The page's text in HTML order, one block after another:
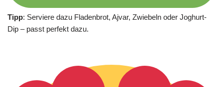
Tipp: Serviere dazu Fladenbrot, Ajvar, Zwiebeln oder Joghurt-
Dip – passt perfekt dazu.